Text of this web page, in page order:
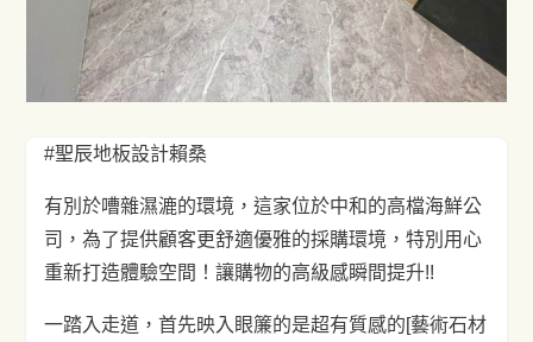
#聖辰地板設計賴桑
有別於嘈雜濕漉的環境，這家位於中和的高檔海鮮公
司，為了提供顧客更舒適優雅的採購環境，特別用心
重新打造體驗空間！讓購物的高級感瞬間提升!!
一踏入走道，首先映入眼簾的是超有質感的[藝術石材